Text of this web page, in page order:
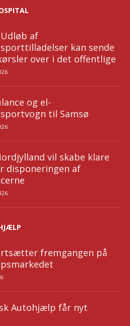
af
kan sende
over i det offentlige
og el-
til Samsø
vil skabe klare
disponeringen af
fremgangen på
Autohjælp får nyt